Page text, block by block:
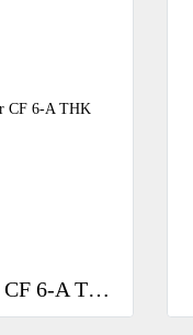
Cam Follower CF 6-A THK